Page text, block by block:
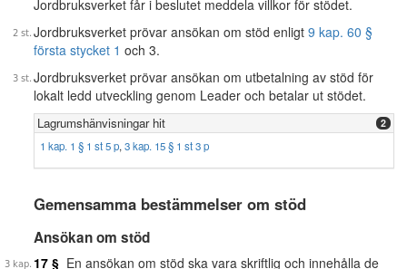
Jordbruksverket får i beslutet meddela villkor för stödet.
Jordbruksverket prövar ansökan om stöd enligt 9 kap. 60 §
första stycket 1 och 3.
Jordbruksverket prövar ansökan om utbetalning av stöd för
lokalt ledd utveckling genom Leader och betalar ut stödet.
Lagrumshänvisningar hit 2
1 kap. 1 § 1 st 5 p, 3 kap. 15 § 1 st 3 p
Gemensamma bestämmelser om stöd
Ansökan om stöd
17 § En ansökan om stöd ska vara skriftlig och innehålla de